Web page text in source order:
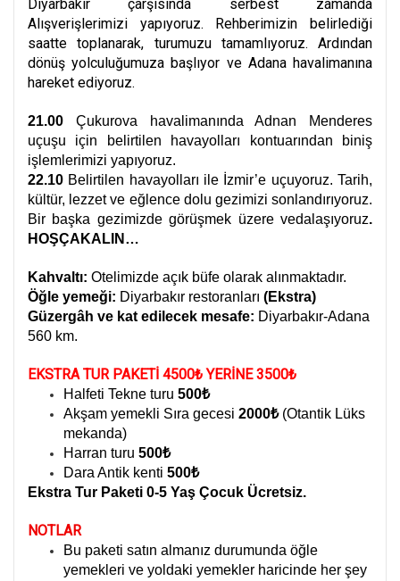
Diyarbakır çarşısında serbest zamanda
Alışverişlerimizi yapıyoruz. Rehberimizin belirlediği
saatte toplanarak, turumuzu tamamlıyoruz. Ardından
dönüş yolculuğumuza başlıyor ve Adana havalimanına
hareket ediyoruz.
21.00 Çukurova havalimanında Adnan Menderes
uçuşu için belirtilen havayolları kontuarından biniş
işlemlerimizi yapıyoruz.
22.10 Belirtilen havayolları ile İzmir’e uçuyoruz. Tarih,
kültür, lezzet ve eğlence dolu gezimizi sonlandırıyoruz.
Bir başka gezimizde görüşmek üzere vedalaşıyoruz.
HOŞÇAKALIN…
Kahvaltı: Otelimizde açık büfe olarak alınmaktadır.
Öğle yemeği: Diyarbakır restoranları (Ekstra)
Güzergâh ve kat edilecek mesafe: Diyarbakır-Adana
560 km.
EKSTRA TUR PAKETİ 4500₺ YERİNE 3500₺
Halfeti Tekne turu 500₺
Akşam yemekli Sıra gecesi 2000₺ (Otantik Lüks
mekanda)
Harran turu 500₺
Dara Antik kenti 500₺
Ekstra Tur Paketi 0-5 Yaş Çocuk Ücretsiz.
NOTLAR
Bu paketi satın almanız durumunda öğle
yemekleri ve yoldaki yemekler haricinde her şey